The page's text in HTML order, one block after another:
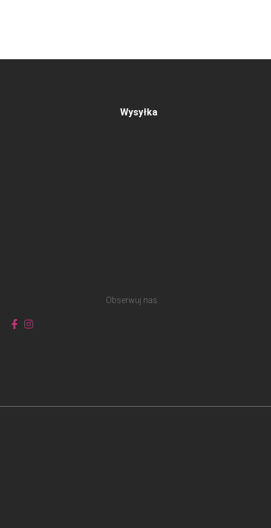
Wysyłka
Obserwuj nas